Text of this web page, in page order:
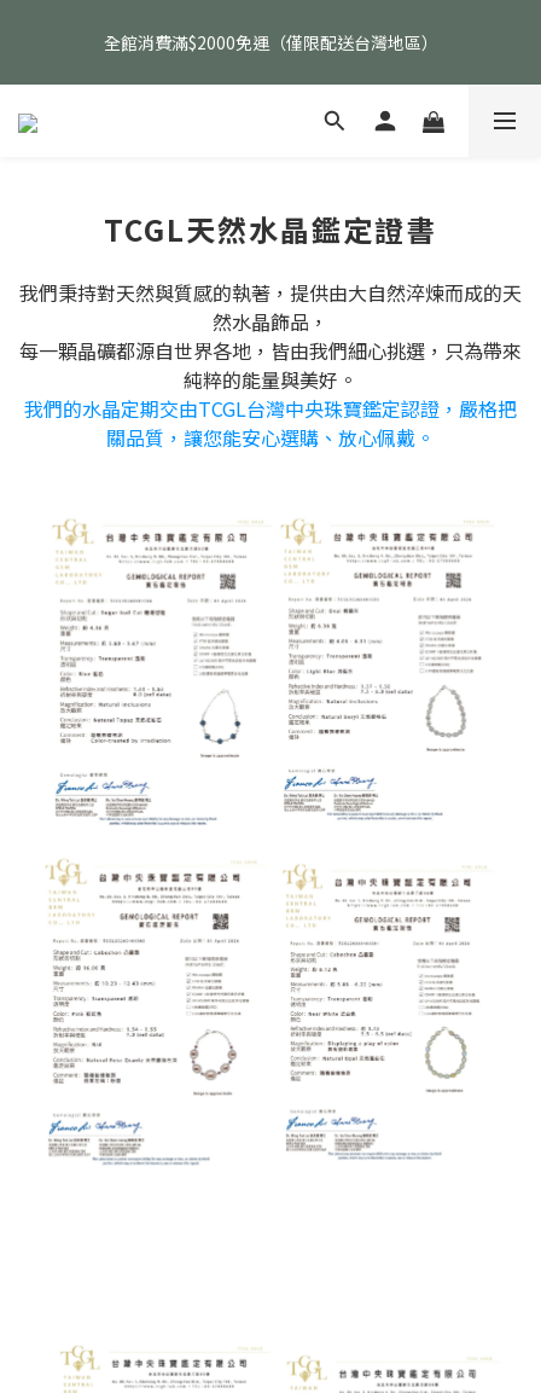
品除外）
全館消費滿$2000免運（僅限配送台灣地區）
TCGL天然水晶鑑定證書
我們秉持對天然與質感的執著，提供由大自然淬煉而成的天
然水晶飾品，
每一顆晶礦都源自世界各地，皆由我們細心挑選，只為帶來
純粹的能量與美好。
我們的水晶定期交由TCGL台灣中央珠寶鑑定認證，嚴格把
關品質，讓您能安心選購、放心佩戴。